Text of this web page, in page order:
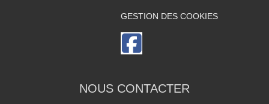
GESTION DES COOKIES
NOUS CONTACTER